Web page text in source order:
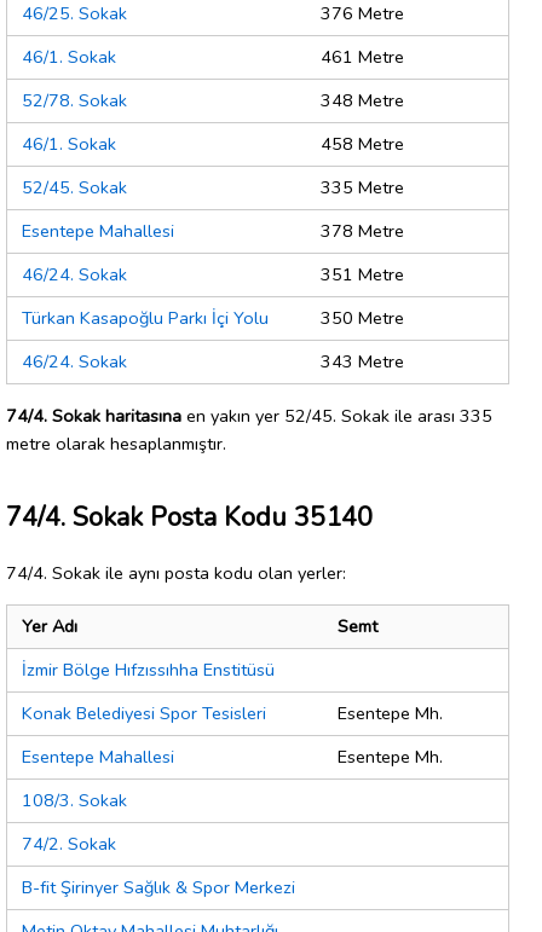
46/25. Sokak
376 Metre
46/1. Sokak
461 Metre
52/78. Sokak
348 Metre
46/1. Sokak
458 Metre
52/45. Sokak
335 Metre
Esentepe Mahallesi
378 Metre
46/24. Sokak
351 Metre
Türkan Kasapoğlu Parkı İçi Yolu
350 Metre
46/24. Sokak
343 Metre
74/4. Sokak haritasına en yakın yer 52/45. Sokak ile arası 335
metre olarak hesaplanmıştır.
74/4. Sokak Posta Kodu 35140
74/4. Sokak ile aynı posta kodu olan yerler:
Yer Adı
Semt
İzmir Bölge Hıfzıssıhha Enstitüsü
Konak Belediyesi Spor Tesisleri
Esentepe Mh.
Esentepe Mahallesi
Esentepe Mh.
108/3. Sokak
74/2. Sokak
B-fit Şirinyer Sağlık & Spor Merkezi